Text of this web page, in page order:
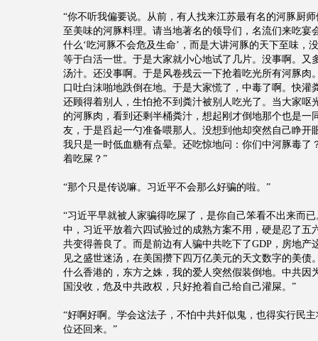
“你不听我偏要说。从前，有人找来江苏最有名的河豚厨
至美味的河豚料理。请当地著名的领导们，名流们来吃宴
什么‘吃河豚不会危及生命’，而是大讲河豚的天下至味，
等于白活一世。于是大家就小心地试了几片。没事啊。又
汤汁。还没事啊。于是风卷残云一下抢着吃光所有河豚肉
口吐白沫啪地跌倒在地。于是大家慌了，中毒了啊。快灌
还顾得着别人，生怕抢不到粪汁被别人吃光了。当大家呕
的河豚肉，看到还剩半桶粪汁，想起刚才倒地那个也是一
友，于是舀起一勺准备喂那人。没想到他却突然自己睁开
我只是一时低血糖有点晕。还吃惊地问：你们中河豚毒了
着吃屎？”
“那个只是传说嘛。习近平不会那么好骗的啦。”
“习近平早就被人家骗得吃屎了，是你自己笨看不出来而
中，习近平放着六四试验过的成熟方案不用，硬是忍了五
共变得善良了。而是前边有人骗中共吃下了GDP，房地产
见之盛世迷汤，在美国攒下四万亿美元的天文数字的美债
什么香港的，东方之姝，我的爱人突然假装倒地。中共因
国没收，危及中共政权，只好抢着自己给自己灌屎。”
“好啊好啊。学会这法子，不怕中共奸似鬼，也得实行民
位还回来。”